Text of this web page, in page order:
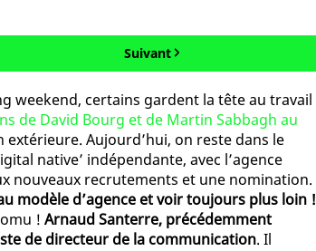
Suivant
weekend, certains gardent la tête au travail
de David Bourg et de Martin Sabbagh au
Aujourd’hui, on reste dans le
native’ indépendante, avec l’agence
nouveaux recrutements et une nomination.
modèle d’agence et voir toujours plus loin !
! Arnaud Santerre, précédemment
de directeur de la communication. Il